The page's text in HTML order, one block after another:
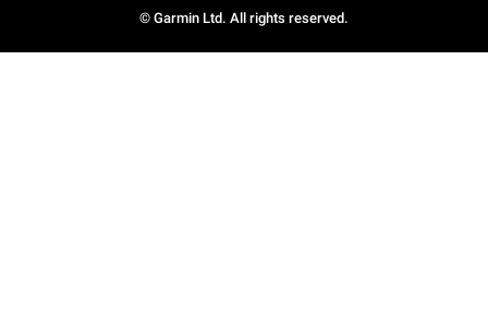
© Garmin Ltd. All rights reserved.